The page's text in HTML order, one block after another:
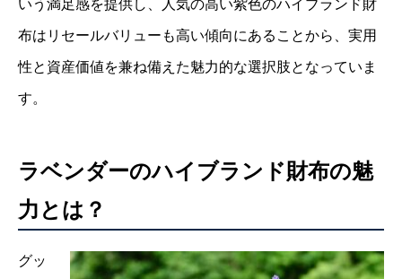
いう満足感を提供し、人気の高い紫色のハイブランド財
布はリセールバリューも高い傾向にあることから、実用
性と資産価値を兼ね備えた魅力的な選択肢となっていま
す。
ラベンダーのハイブランド財布の魅
力とは？
グッ